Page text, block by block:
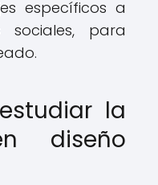
específicos a
sociales, para
la
diseño